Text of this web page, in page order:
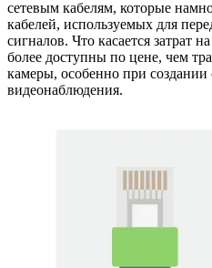
сетевым кабелям, которые
кабелей, используемых для
сигналов. Что касается затрат
более доступны по цене, чем
камеры, особенно при
видеонаблюдения.